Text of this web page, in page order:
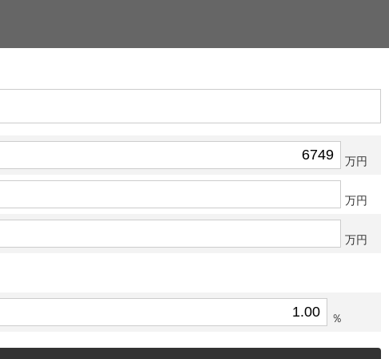
万円
万円
万円
％